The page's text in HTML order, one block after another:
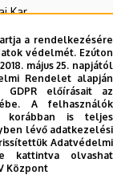
Kar
DE
rögzítése a
a rendelkezésére
védelmét. Ezúton
május 25. napjától
Rendelet alapján
előírásait az
A felhasználók
korábban is teljes
lévő adatkezelési
Adatvédelmi
kattintva olvashat
Központ